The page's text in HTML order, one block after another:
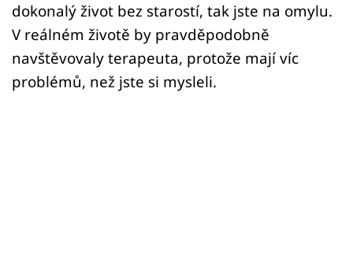
dokonalý život bez starostí, tak jste na omylu.
V reálném životě by pravděpodobně
navštěvovaly terapeuta, protože mají víc
problémů, než jste si mysleli.